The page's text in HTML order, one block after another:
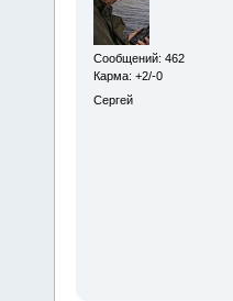
Сообщений: 462
Карма: +2/-0
Сергей